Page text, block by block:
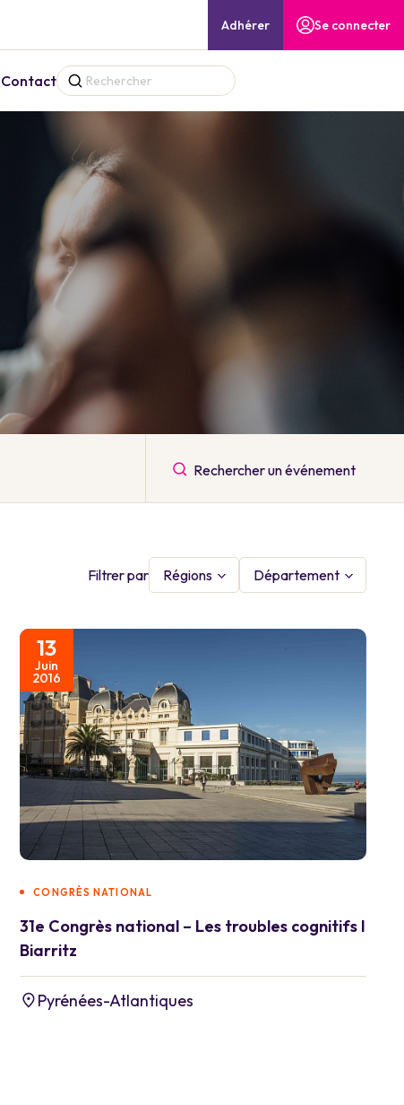
Contact
Adhérer Se connecter
Filtrer par Régions Département
13
Juin
2016
CONGRÈS NATIONAL
31e Congrès national – Les troubles cognitifs I
Biarritz
Pyrénées-Atlantiques